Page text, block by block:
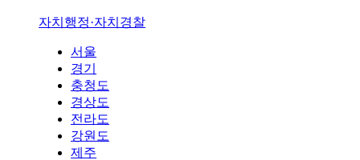
자치행정·자치경찰
서울
경기
충청도
경상도
전라도
강원도
제주